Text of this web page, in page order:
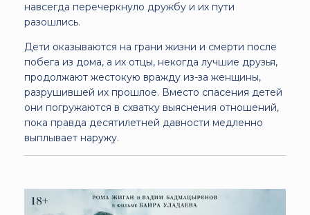
навсегда перечеркнуло дружбу и их пути
разошлись.
Дети оказываются на грани жизни и смерти после
побега из дома, а их отцы, некогда лучшие друзья,
продолжают жестокую вражду из-за женщины,
разрушившей их прошлое. Вместо спасения детей
они погружаются в схватку выяснения отношений,
пока правда десятилетней давности медленно
выплывает наружу.